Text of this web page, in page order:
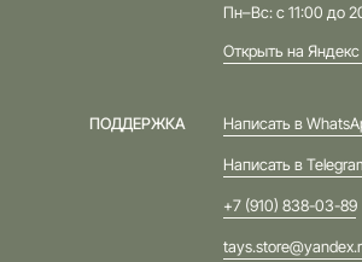
Пн–Вс: с 11:00 до
Открыть на Яндекс
ПОДДЕРЖКА Написать в
Написать в
+7 (910) 838-03-89